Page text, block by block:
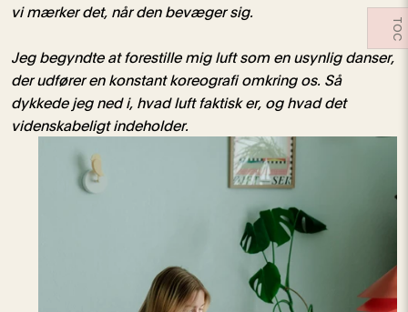
vi mærker det, når den bevæger sig.
Jeg begyndte at forestille mig luft som en usynlig danser,
der udfører en konstant koreografi omkring os. Så
dykkede jeg ned i, hvad luft faktisk er, og hvad det
videnskabeligt indeholder.
TOC